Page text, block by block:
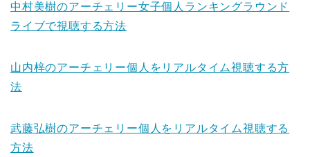
中村美樹のアーチェリー女子個人ランキングラウンド
ライブで視聴する方法
山内梓のアーチェリー個人をリアルタイム視聴する方
法
武藤弘樹のアーチェリー個人をリアルタイム視聴する
方法